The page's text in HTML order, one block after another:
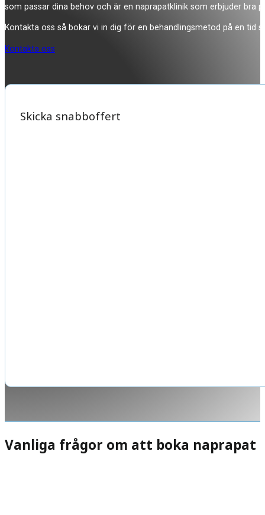
som passar dina behov och är en naprapatklinik som erbjuder bra
Kontakta oss så bokar vi in dig för en behandlingsmetod på en tid
Kontakta oss
Skicka snabboffert
Vanliga frågor om att boka naprapat